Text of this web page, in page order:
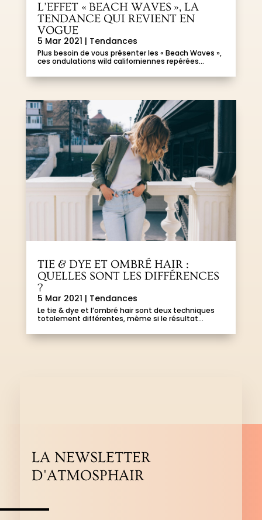
L’EFFET « BEACH WAVES », LA
TENDANCE QUI REVIENT EN
VOGUE
5 Mar 2021 | Tendances
Plus besoin de vous présenter les « Beach Waves »,
ces ondulations wild californiennes repérées...
TIE & DYE ET OMBRÉ HAIR :
QUELLES SONT LES DIFFÉRENCES
?
5 Mar 2021 | Tendances
Le tie & dye et l’ombré hair sont deux techniques
totalement différentes, même si le résultat...
LA NEWSLETTER
D'ATMOSPHAIR